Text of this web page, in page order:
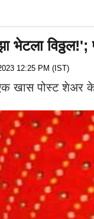
भेटला
12:25 PM (IST)
पोस्ट शेअर